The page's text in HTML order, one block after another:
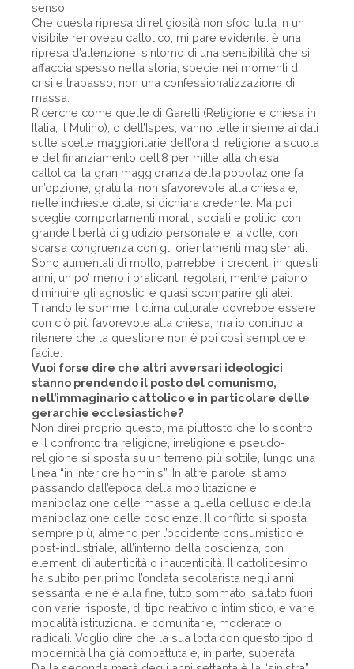
senso.
Che questa ripresa di religiosità non sfoci tutta in un
visibile renoveau cattolico, mi pare evidente: è una
ripresa d’attenzione, sintomo di una sensibilità che si
affaccia spesso nella storia, specie nei momenti di
crisi e trapasso, non una confessionalizzazione di
massa.
Ricerche come quelle di Garelli (Religione e chiesa in
Italia, Il Mulino), o dell’Ispes, vanno lette insieme ai dati
sulle scelte maggioritarie dell’ora di religione a scuola
e del finanziamento dell’8 per mille alla chiesa
cattolica: la gran maggioranza della popolazione fa
un’opzione, gratuita, non sfavorevole alla chiesa e,
nelle inchieste citate, si dichiara credente. Ma poi
sceglie comportamenti morali, sociali e politici con
grande libertà di giudizio personale e, a volte, con
scarsa congruenza con gli orientamenti magisteriali.
Sono aumentati di molto, parrebbe, i credenti in questi
anni, un po’ meno i praticanti regolari, mentre paiono
dimi­nuire gli agnostici e quasi scomparire gli atei.
Tirando le somme il clima culturale dovrebbe essere
con ciò più favo­revole alla chiesa, ma io continuo a
ritenere che la questione non è poi così semplice e
facile.
Vuoi forse dire che altri avversari ideologici
stanno prendendo il posto del comunismo,
nell’immaginario cattolico e in particolare delle
gerarchie ecclesiastiche?
Non direi proprio questo, ma piuttosto che lo scontro
e il confronto tra religione, irreligione e pseudo-
religione si sposta su un terreno più sottile, lungo una
linea “in interiore hominis”. In altre parole: stiamo
passando dall’epoca della mobilitazione e
manipolazione delle masse a quella dell’uso e della
manipolazione delle coscienze. Il conflitto si sposta
sempre più, almeno per l’occidente consumistico e
post-industriale, all’interno della coscienza, con
elementi di autenticità o inautenticità. Il cattolicesimo
ha subito per primo l’ondata secolarista negli anni
sessanta, e ne è alla fine, tutto sommato, saltato fuori:
con varie risposte, di tipo reattivo o intimistico, e varie
modalità istituzionali e comunitarie, moderate o
radicali. Voglio dire che la sua lotta con questo tipo di
modernità l’ha già combattuta e, in parte, superata.